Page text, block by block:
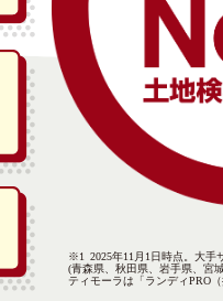
2025年11月1日時点。大手
(青森県、秋田県、岩手県、宮
ティモーラは「ランディPRO